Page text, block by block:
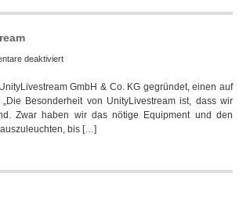
deaktiviertfür
Khan
und
Stefan
Klink
GmbH & Co. KG gegründet, einen auf
Besonderheit von UnityLivestream ist, dass wir
Zwar haben wir das nötige Equipment und den
bis […]